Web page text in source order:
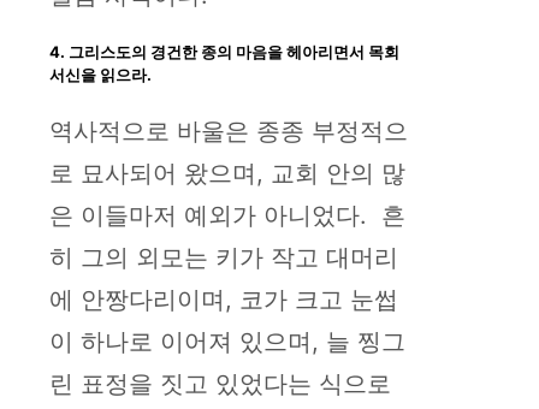
4. 그리스도의 경건한 종의 마음을 헤아리면서 목회
서신을 읽으라.
역사적으로 바울은 종종 부정적으
로 묘사되어 왔으며, 교회 안의 많
은 이들마저 예외가 아니었다. 흔
히 그의 외모는 키가 작고 대머리
에 안짱다리이며, 코가 크고 눈썹
이 하나로 이어져 있으며, 늘 찡그
린 표정을 짓고 있었다는 식으로